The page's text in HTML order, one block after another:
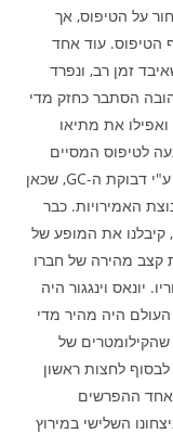
על הטיפוס, אך
הטיפוס. עוד אחד
זמן רב, ונפרד
הסתבר כחזק מדי
ואפילו את מתיאו
לטיפוס המסיים
להוטאקאם כל הבורחים פרט לארמיראי נבלעו ע"י דבוקת ה-GC, שכאן
האמירויות. כבר
כ-12 ק"מ לסיום, קיבלנו את המופע של
קצב מהירה של חברו
יונאס וינגגור היה
היה מהיר מדי
שהקילומטרים של
לחצות ראשון
אחד ההפרשים
השלישי במירוץ